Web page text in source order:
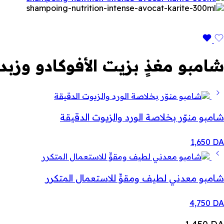
شامبو مغذٍ بزيت الأفوكادو
شامبو منوّر بخلاصة الورد والزيوت الدقيقة
1,650 DA
شامبو معدني لطيف ومقوٍّ للاستعمال المتكرر
4,750 DA